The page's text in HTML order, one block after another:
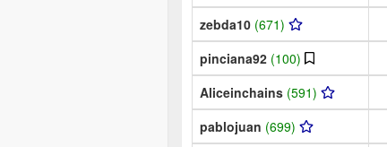
zebda10 (671)
pinciana92 (100)
Aliceinchains (591)
pablojuan (699)